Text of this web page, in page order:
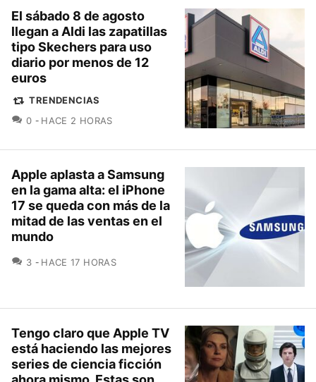
El sábado 8 de agosto
llegan a Aldi las zapatillas
tipo Skechers para uso
diario por menos de 12
euros
TRENDENCIAS
0 COMENTARIOS
HACE 2 HORAS
Apple aplasta a Samsung
en la gama alta: el iPhone
17 se queda con más de la
mitad de las ventas en el
mundo
3 COMENTARIOS
HACE 17 HORAS
Tengo claro que Apple TV
está haciendo las mejores
series de ciencia ficción